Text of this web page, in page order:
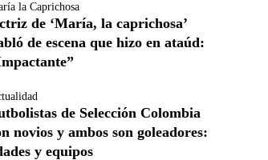
la Caprichosa
de ‘María, la caprichosa’
de escena que hizo en ataúd:
de Selección Colombia
novios y ambos son goleadores:
y equipos